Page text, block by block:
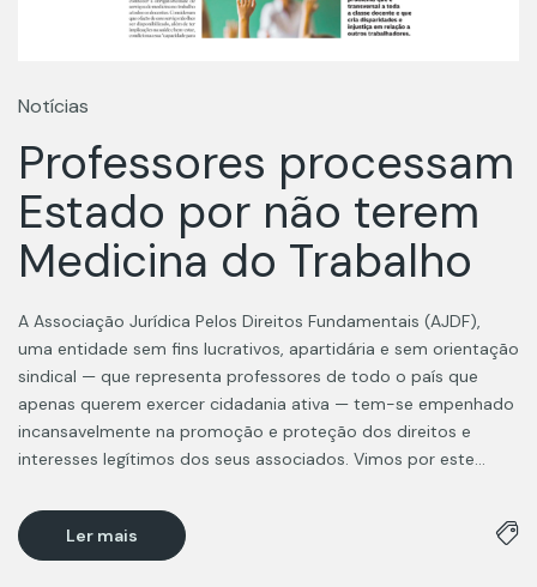
Notícias
Professores processam
Estado por não terem
Medicina do Trabalho
A Associação Jurídica Pelos Direitos Fundamentais (AJDF),
uma entidade sem fins lucrativos, apartidária e sem orientação
sindical — que representa professores de todo o país que
apenas querem exercer cidadania ativa — tem-se empenhado
incansavelmente na promoção e proteção dos direitos e
interesses legítimos dos seus associados. Vimos por este…
Ler mais